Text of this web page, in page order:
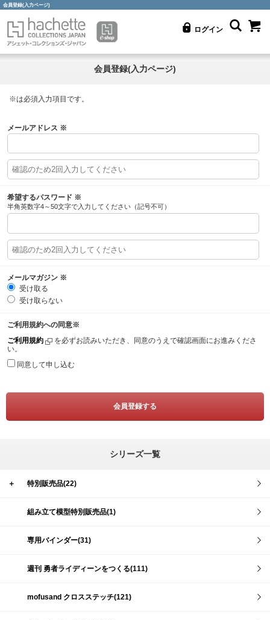
会員登録(入力ページ)
ログイン
会員登録(入力ページ)
※は必須入力項目です。
メールアドレス ※
希望するパスワード ※
半角英数字4～50文字で入力してください（記号不可）
メールマガジン ※
受け取る
受け取らない
ご利用規約への同意※
ご利用規約
を必ずお読みいただき、同意のうえで確認画面にお進みくださ
い。
同意して申し込む
シリーズ一覧
＋ 特別販売品(22)
組み立て模型特別販売品(1)
専用バインダー(31)
週刊 勇者ライディーンをつくる(111)
mofusand クロスステッチ(121)